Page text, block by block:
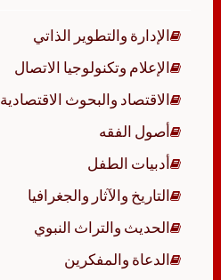
الإدارة والتطوير الذاتي
الإعلام وتكنولوجيا الاتصال
الاقتصاد والبحوث الاقتصادية
أصول الفقه
أدبيات الطفل
التاريخ والآثار والجغرافيا
الحديث والتراث النبوي
الدعاة والمفكرين